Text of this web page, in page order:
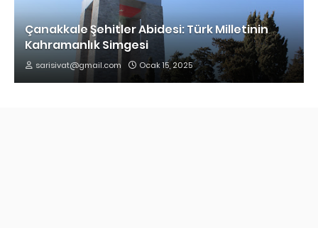
Çanakkale Şehitler Abidesi: Türk Milletinin
Kahramanlık Simgesi
sarisivat@gmail.com Ocak 15, 2025